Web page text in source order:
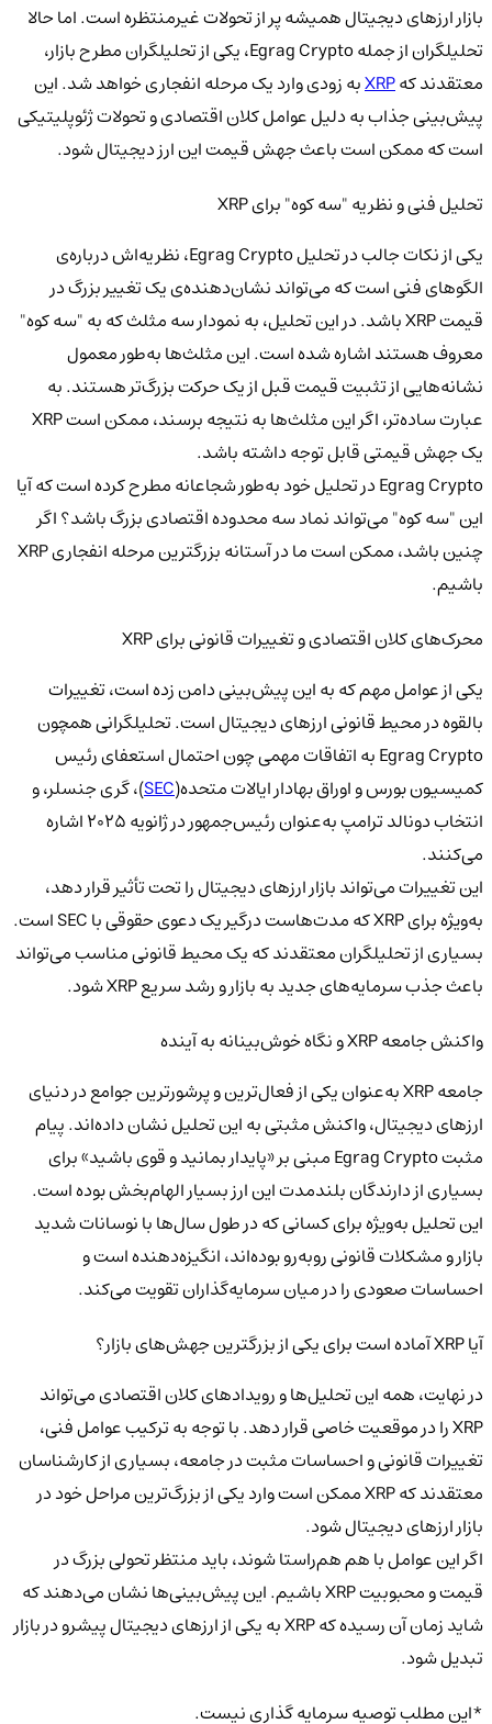
بازار ارزهای دیجیتال همیشه پر از تحولات غیرمنتظره است. اما حالا
تحلیلگران از جمله Egrag Crypto، یکی از تحلیلگران مطرح بازار،
معتقدند کهXRPبه زودی وارد یک مرحله انفجاری خواهد شد. این
پیش‌بینی جذاب به دلیل عوامل کلان اقتصادی و تحولات ژئوپلیتیکی
است که ممکن است باعث جهش قیمت این ارز دیجیتال شود.
تحلیل فنی و نظریه "سه کوه" برای XRP
یکی از نکات جالب در تحلیل Egrag Crypto، نظریه‌اش درباره‌ی
الگوهای فنی است که می‌تواند نشان‌دهنده‌ی یک تغییر بزرگ در
قیمت XRP باشد. در این تحلیل، به نمودار سه مثلث که به "سه کوه"
معروف هستند اشاره شده است. این مثلث‌ها به‌طور معمول
نشانه‌هایی از تثبیت قیمت قبل از یک حرکت بزرگ‌تر هستند. به
عبارت ساده‌تر، اگر این مثلث‌ها به نتیجه برسند، ممکن است XRP
یک جهش قیمتی قابل توجه داشته باشد.
Egrag Crypto در تحلیل خود به‌طور شجاعانه مطرح کرده است که آیا
این "سه کوه" می‌تواند نماد سه محدوده اقتصادی بزرگ باشد؟ اگر
چنین باشد، ممکن است ما در آستانه بزرگترین مرحله انفجاری XRP
باشیم.
محرک‌های کلان اقتصادی و تغییرات قانونی برای XRP
یکی از عوامل مهم که به این پیش‌بینی دامن زده است، تغییرات
بالقوه در محیط قانونی ارزهای دیجیتال است. تحلیلگرانی همچون
Egrag Crypto به اتفاقات مهمی چون احتمال استعفای رئیس
کمیسیون بورس و اوراق بهادار ایالات متحده(SEC)، گری جنسلر، و
انتخاب دونالد ترامپ به‌عنوان رئیس‌جمهور در ژانویه 2025 اشاره
می‌کنند.
این تغییرات می‌تواند بازار ارزهای دیجیتال را تحت تأثیر قرار دهد،
به‌ویژه برای XRP که مدت‌هاست درگیر یک دعوی حقوقی با SEC است.
بسیاری از تحلیلگران معتقدند که یک محیط قانونی مناسب می‌تواند
باعث جذب سرمایه‌های جدید به بازار و رشد سریع XRP شود.
واکنش جامعه XRP و نگاه خوش‌بینانه به آینده
جامعه XRP به‌عنوان یکی از فعال‌ترین و پرشورترین جوامع در دنیای
ارزهای دیجیتال، واکنش مثبتی به این تحلیل نشان داده‌اند. پیام
مثبت Egrag Crypto مبنی بر «پایدار بمانید و قوی باشید» برای
بسیاری از دارندگان بلندمدت این ارز بسیار الهام‌بخش بوده است.
این تحلیل به‌ویژه برای کسانی که در طول سال‌ها با نوسانات شدید
بازار و مشکلات قانونی روبه‌رو بوده‌اند، انگیزه‌دهنده است و
احساسات صعودی را در میان سرمایه‌گذاران تقویت می‌کند.
آیا XRP آماده است برای یکی از بزرگترین جهش‌های بازار؟
در نهایت، همه این تحلیل‌ها و رویدادهای کلان اقتصادی می‌تواند
XRP را در موقعیت خاصی قرار دهد. با توجه به ترکیب عوامل فنی،
تغییرات قانونی و احساسات مثبت در جامعه، بسیاری از کارشناسان
معتقدند که XRP ممکن است وارد یکی از بزرگ‌ترین مراحل خود در
بازار ارزهای دیجیتال شود.
اگر این عوامل با هم هم‌راستا شوند، باید منتظر تحولی بزرگ در
قیمت و محبوبیت XRP باشیم. این پیش‌بینی‌ها نشان می‌دهند که
شاید زمان آن رسیده که XRP به یکی از ارزهای دیجیتال پیشرو در بازار
تبدیل شود.
*این مطلب توصیه سرمایه گذاری نیست.